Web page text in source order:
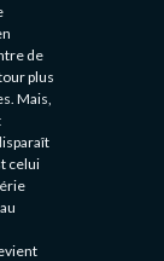
de
plus
Mais,
celui